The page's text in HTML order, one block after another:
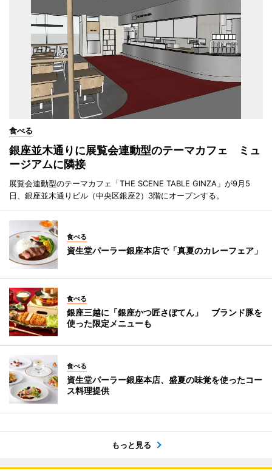
食べる
銀座並木通りに展覧会連動型のテーマカフェ ミュ
ージアムに隣接
展覧会連動型のテーマカフェ「THE SCENE TABLE GINZA」が9月5
日、銀座並木通りビル（中央区銀座2）3階にオープンする。
食べる
資生堂パーラー銀座本店で「真夏のカレーフェア」
食べる
銀座三越に「銀座かつ匠さぼてん」 ブランド豚を
使った限定メニューも
食べる
資生堂パーラー銀座本店、盛夏の味覚を使ったコー
ス料理提供
もっと見る